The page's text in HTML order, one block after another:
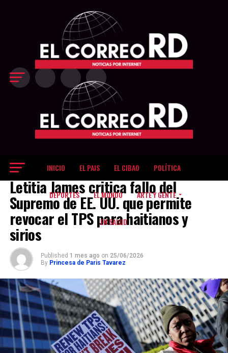
INICIO EL PAIS EL CIBAO POLÍTICA
DEPORTES EL MUNDO ARTE Y GENTE
EN SALUD
NEW YORK
Letitia James critica fallo del
Supremo de EE. UU. que permite
revocar el TPS para haitianos y
sirios
Published 1 mes ago on 25/06/2026
By Princesa de Paris Tavarez
Exit mobile version